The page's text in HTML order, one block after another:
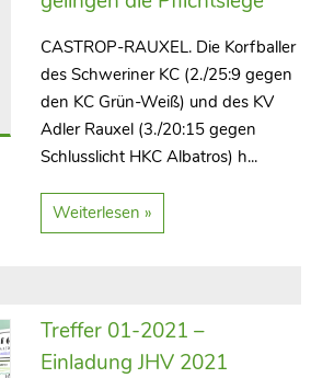
CASTROP-RAUXEL. Die Korfballer
des Schweriner KC (2./25:9 gegen
den KC Grün-Weiß) und des KV
Adler Rauxel (3./20:15 gegen
Schlusslicht HKC Albatros) h...
Weiterlesen »
Treffer 01-2021 –
Einladung JHV 2021